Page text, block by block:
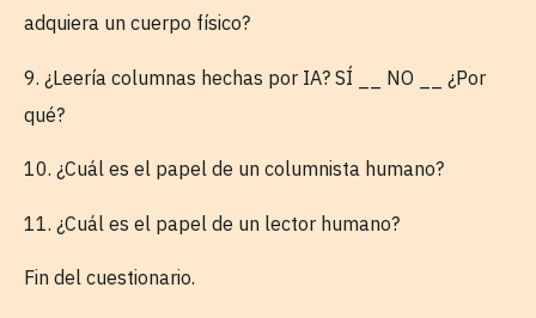
adquiera un cuerpo físico?
9. ¿Leería columnas hechas por IA? SÍ __ NO __ ¿Por
qué?
10. ¿Cuál es el papel de un columnista humano?
11. ¿Cuál es el papel de un lector humano?
Fin del cuestionario.